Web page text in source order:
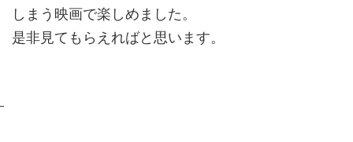
しまう映画で楽しめました。
是非見てもらえればと思います。